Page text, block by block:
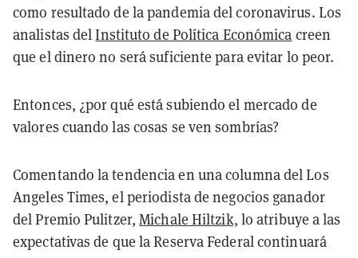
como resultado de la pandemia del coronavirus. Los
analistas delInstituto de Política Económica creen
que el dinero no será suficiente para evitar lo peor.
Entonces, ¿por qué está subiendo el mercado de
valores cuando las cosas se ven sombrías?
Comentando la tendencia en una columna del Los
Angeles Times, el periodista de negocios ganador
del Premio Pulitzer,Michale Hiltzik, lo atribuye a las
expectativas de que la Reserva Federal continuará